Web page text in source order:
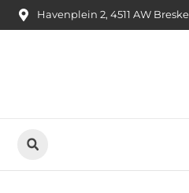
Havenplein 2, 4511 AW